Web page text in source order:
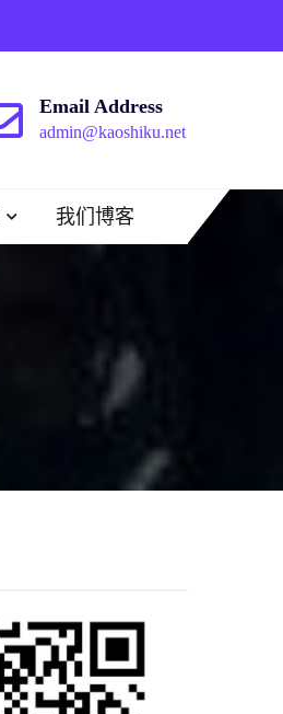
Email Address
admin@kaoshiku.net
我们博客